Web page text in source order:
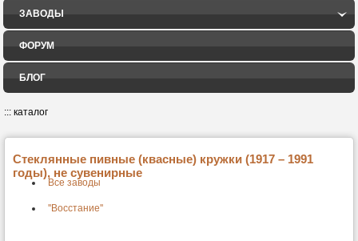
ЗАВОДЫ
ФОРУМ
БЛОГ
::: каталог
Стеклянные пивные (квасные) кружки (1917 – 1991
годы), не сувенирные
Все заводы
''Восстание''